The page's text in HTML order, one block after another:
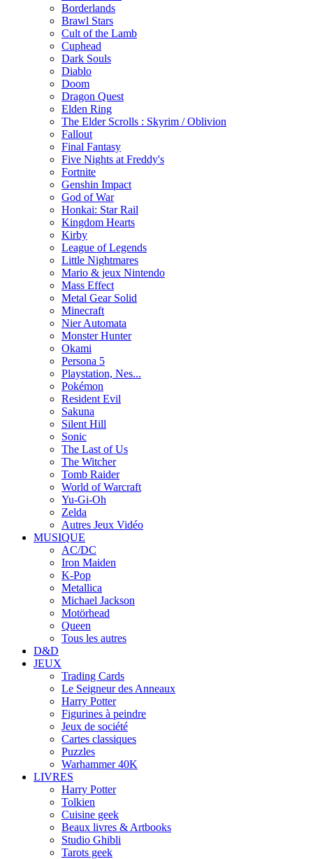
Borderlands
Brawl Stars
Cult of the Lamb
Cuphead
Dark Souls
Diablo
Doom
Dragon Quest
Elden Ring
The Elder Scrolls : Skyrim / Oblivion
Fallout
Final Fantasy
Five Nights at Freddy's
Fortnite
Genshin Impact
God of War
Honkai: Star Rail
Kingdom Hearts
Kirby
League of Legends
Little Nightmares
Mario & jeux Nintendo
Mass Effect
Metal Gear Solid
Minecraft
Nier Automata
Monster Hunter
Okami
Persona 5
Playstation, Nes...
Pokémon
Resident Evil
Sakuna
Silent Hill
Sonic
The Last of Us
The Witcher
Tomb Raider
World of Warcraft
Yu-Gi-Oh
Zelda
Autres Jeux Vidéo
MUSIQUE
AC/DC
Iron Maiden
K-Pop
Metallica
Michael Jackson
Motörhead
Queen
Tous les autres
D&D
JEUX
Trading Cards
Le Seigneur des Anneaux
Harry Potter
Figurines à peindre
Jeux de société
Cartes classiques
Puzzles
Warhammer 40K
LIVRES
Harry Potter
Tolkien
Cuisine geek
Beaux livres & Artbooks
Studio Ghibli
Tarots geek